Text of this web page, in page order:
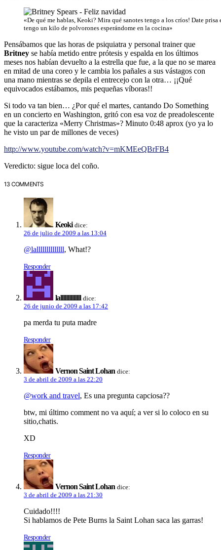
«De qué me hablas, Keoki? Mira qué sanotes tengo a los crí­os! Date prisa
tengo un kilo de polvorones esperándome en la cocina»
Pensábamos que las horas de psiquiatra y personal trainer que
Britney se habí­a metido entre prótesis y espalda en los últimos
meses nos habí­an devuelto a la estrella que fue, a la que no se marea
en mitad de una coreo y le cambia los pañales a sus vástagos con
una mano mientras se depila el entrecejo con la otra… ¡¡Qué
equivocados estábamos, mis pequeñas ví­boras!!
Si todo va tan bien… ¿Por qué el martes, cantando Do Something
en un concierto en Washington, gritó con esa voz de preadolescente
que la caracteriza «Merry Christmas»? Minuto 0:48 aprox (yo ya lo
he visto un par de millones de veces)
http://www.youtube.com/watch?v=mKMEeQBrFB4
Veredicto: sigue loca del coño.
13 COMMENTS
Keoki dice:
26 de julio de 2009 a las 13:04
@lallllllllllllll, What!?
Responder
lallllllllllllll dice:
26 de junio de 2009 a las 17:42
pa merda tu puta madre
Responder
Vernon Saint Lohan dice:
3 de abril de 2009 a las 22:20
@work and travel, Es una pregunta capciosa??
btw, mi último comment no va aquí­; a ver si lo coloco en su
sitio,chatis.
XD
Responder
Vernon Saint Lohan dice:
3 de abril de 2009 a las 21:30
Cuidado!!!!
Si hablamos de Pete Burns la Saint Lohan saca las garras!
Responder